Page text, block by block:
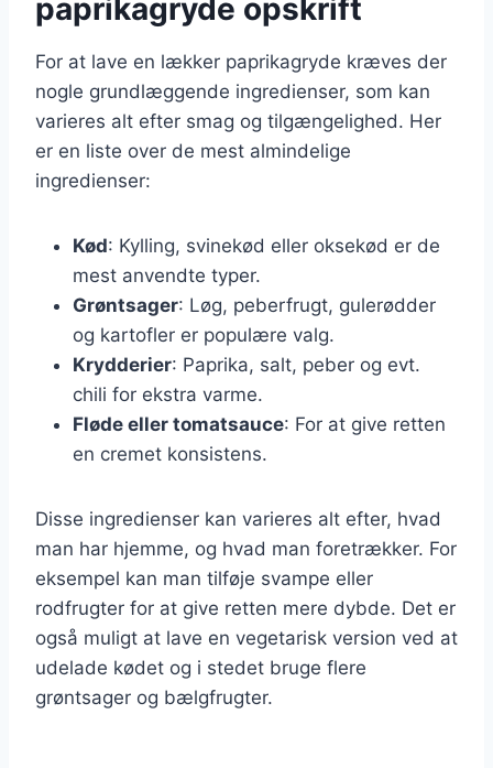
paprikagryde opskrift
For at lave en lækker paprikagryde kræves der
nogle grundlæggende ingredienser, som kan
varieres alt efter smag og tilgængelighed. Her
er en liste over de mest almindelige
ingredienser:
Kød: Kylling, svinekød eller oksekød er de
mest anvendte typer.
Grøntsager: Løg, peberfrugt, gulerødder
og kartofler er populære valg.
Krydderier: Paprika, salt, peber og evt.
chili for ekstra varme.
Fløde eller tomatsauce: For at give retten
en cremet konsistens.
Disse ingredienser kan varieres alt efter, hvad
man har hjemme, og hvad man foretrækker. For
eksempel kan man tilføje svampe eller
rodfrugter for at give retten mere dybde. Det er
også muligt at lave en vegetarisk version ved at
udelade kødet og i stedet bruge flere
grøntsager og bælgfrugter.